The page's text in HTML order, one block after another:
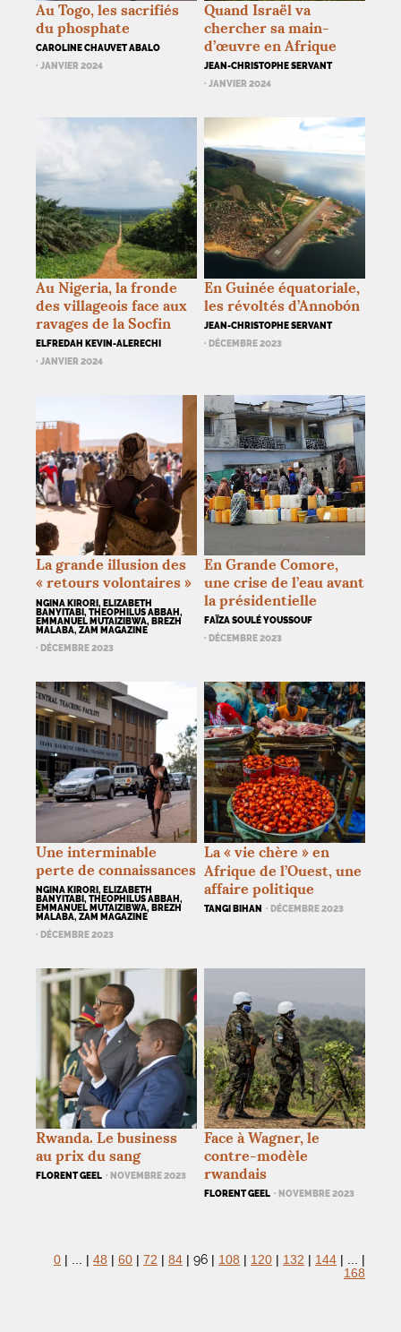
Au Togo, les sacrifiés
du phosphate
CAROLINE CHAUVET ABALO
· JANVIER 2024
Quand Israël va
chercher sa main-
d’œuvre en Afrique
JEAN-CHRISTOPHE SERVANT
· JANVIER 2024
Au Nigeria, la fronde
des villageois face aux
ravages de la Socfin
ELFREDAH KEVIN-ALERECHI
· JANVIER 2024
En Guinée équatoriale,
les révoltés d’Annobón
JEAN-CHRISTOPHE SERVANT
· DÉCEMBRE 2023
La grande illusion des
« retours volontaires »
NGINA KIRORI, ELIZABETH
BANYITABI, THEOPHILUS ABBAH,
EMMANUEL MUTAIZIBWA, BREZH
MALABA, ZAM MAGAZINE
· DÉCEMBRE 2023
En Grande Comore,
une crise de l’eau avant
la présidentielle
FAÏZA SOULÉ YOUSSOUF
· DÉCEMBRE 2023
Une interminable
perte de connaissances
NGINA KIRORI, ELIZABETH
BANYITABI, THEOPHILUS ABBAH,
EMMANUEL MUTAIZIBWA, BREZH
MALABA, ZAM MAGAZINE
· DÉCEMBRE 2023
La « vie chère » en
Afrique de l’Ouest, une
affaire politique
TANGI BIHAN · DÉCEMBRE 2023
Rwanda. Le business
au prix du sang
FLORENT GEEL · NOVEMBRE 2023
Face à Wagner, le
contre-modèle
rwandais
FLORENT GEEL · NOVEMBRE 2023
0 | | 48 | 60 | 72 | 84 | 96 | 108 | 120 | 132 | 144 |
|
168